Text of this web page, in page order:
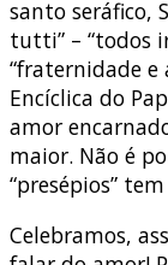
santo seráfico,
tutti” – “todos
“fraternidade e
Encíclica do
amor
maior. Não é
“presépios”
Celebramos,